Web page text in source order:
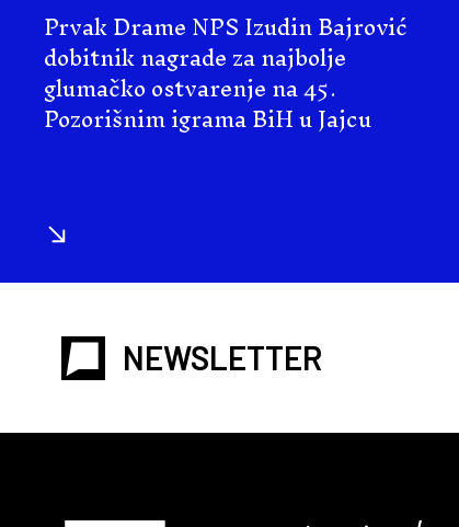
Prvak Drame NPS Izudin Bajrović
dobitnik nagrade za najbolje
glumačko ostvarenje na 45.
Pozorišnim igrama BiH u Jajcu
NEWSLETTER